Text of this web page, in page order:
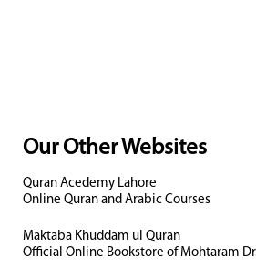
Our Other Websites
Quran Acedemy Lahore
Online Quran and Arabic Courses
Maktaba Khuddam ul Quran
Official Online Bookstore of Mohtaram